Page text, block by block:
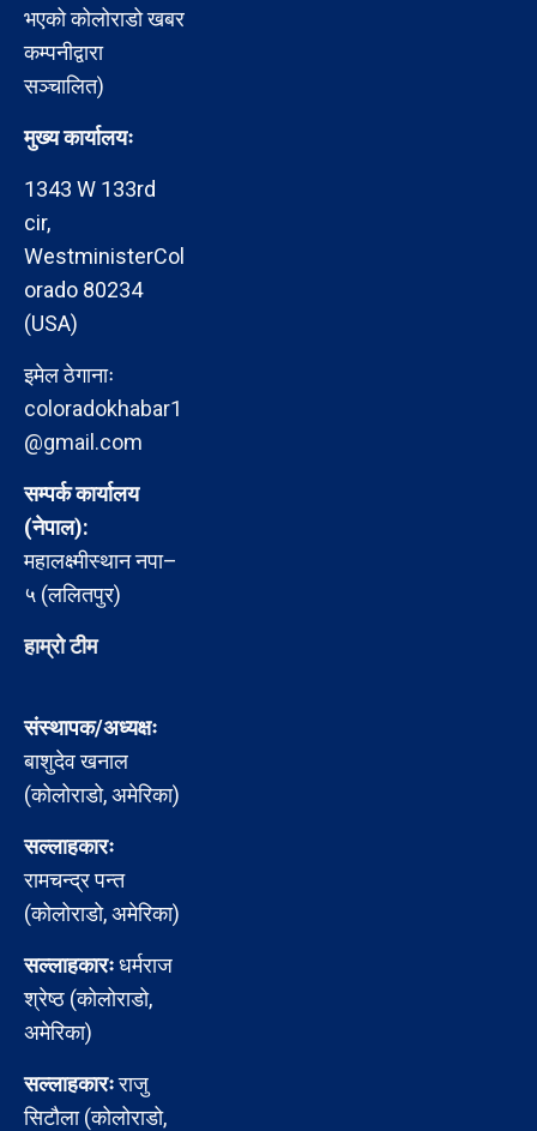
भएको कोलोराडो खबर
कम्पनीद्वारा
सञ्चालित)
मुख्य कार्यालयः
1343 W 133rd
cir,
WestministerCol
orado 80234
(USA)
इमेल ठेगानाः
coloradokhabar1
@gmail.com
सम्पर्क कार्यालय
(नेपाल):
महालक्ष्मीस्थान नपा–
५ (ललितपुर)
हाम्रो टीम
संस्थापक/अध्यक्षः
बाशुदेव खनाल
(कोलोराडो, अमेरिका)
सल्लाहकारः
रामचन्द्र पन्त
(कोलोराडो, अमेरिका)
सल्लाहकारःधर्मराज
श्रेष्ठ (कोलोराडो,
अमेरिका)
सल्लाहकारःराजु
सिटौला (कोलोराडो,